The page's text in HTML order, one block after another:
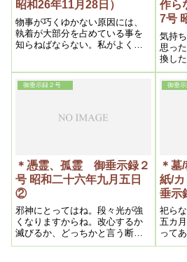
昭和26年11月28日）
物事が巧くゆかない原因には、
執着が大部分を占めている事を
知らねばならない。私がよくい
作ら
7号
気持
思っ
換し
いけ
です
御垂示録２号
＊憑霊、孤霊 御垂示録２
号 昭和二十六年九月五日
②
邪神にとってはね。段々光が強
くなりますからね。改心するか
滅びるか、どっちかと言う断末
魔になって来るからね。
御垂
＊墓
紙/
垂示
⑧)
祀ら
五カ
って